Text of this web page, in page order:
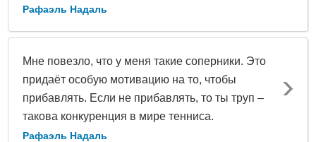
Рафаэль Надаль
Мне повезло, что у меня такие соперники. Это
придаёт особую мотивацию на то, чтобы
прибавлять. Если не прибавлять, то ты труп –
такова конкуренция в мире тенниса.
Рафаэль Надаль